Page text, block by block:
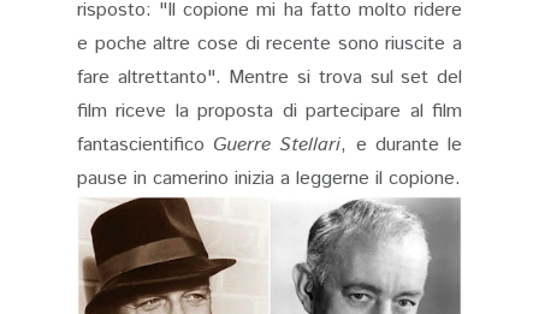
risposto: "Il copione mi ha fatto molto ridere
e poche altre cose di recente sono riuscite a
fare altrettanto". Mentre si trova sul set del
film riceve la proposta di partecipare al film
fantascientifico Guerre Stellari, e durante le
pause in camerino inizia a leggerne il copione.